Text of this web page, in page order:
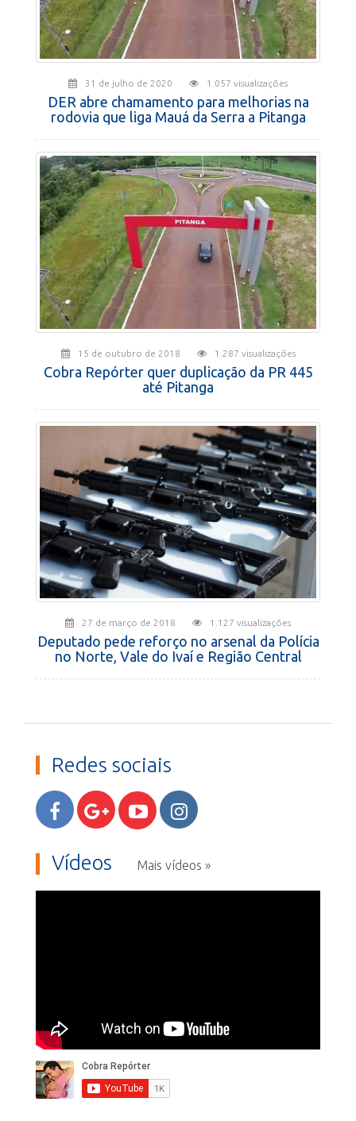
31 de julho de 2020 1.057 visualizações
DER abre chamamento para melhorias na
rodovia que liga Mauá da Serra a Pitanga
15 de outubro de 2018 1.287 visualizações
Cobra Repórter quer duplicação da PR 445
até Pitanga
27 de março de 2018 1.127 visualizações
Deputado pede reforço no arsenal da Polícia
no Norte, Vale do Ivaí e Região Central
Redes sociais
Vídeos Mais vídeos »